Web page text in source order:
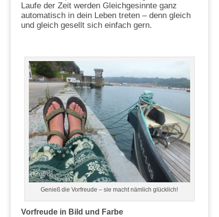
Laufe der Zeit werden Gleichgesinnte ganz
automatisch in dein Leben treten – denn gleich
und gleich gesellt sich einfach gern.
Genieß die Vorfreude – sie macht nämlich glücklich!
Vorfreude in Bild und Farbe